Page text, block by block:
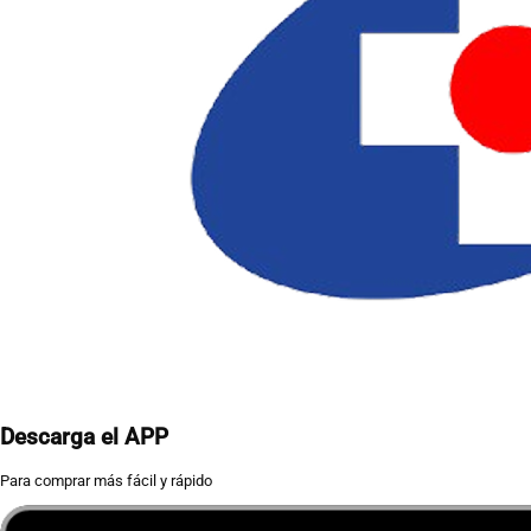
Descarga el APP
Para comprar más fácil y rápido